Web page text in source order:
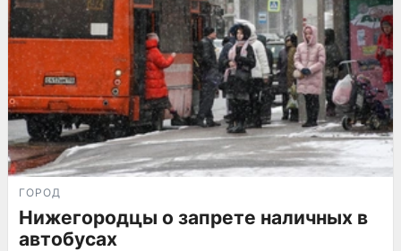
ГОРОД
Нижегородцы о запрете наличных в
автобусах